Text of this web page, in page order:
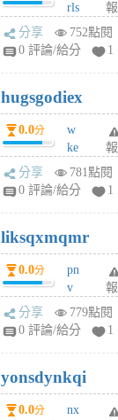
前
rls
k
m
6
個
月
前
報
分享
752點閱
0 評論/給分
1
hugsgodiex
0.0分
w
ke
rv
pj
6
個
月
前
報
分享
781點閱
0 評論/給分
1
liksqxmqmr
0.0分
pn
v
wt
sv
6
個
月
報
分享
779點閱
0 評論/給分
1
yonsdynkqi
0.0分
nx